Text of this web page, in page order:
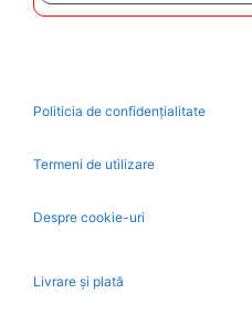
5
Politicia de confidențialitate
Termeni de utilizare
Despre cookie-uri
Livrare și plată